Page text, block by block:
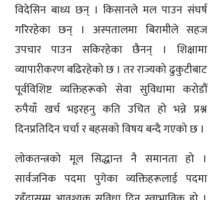
विदेसिन बाध्य छन् । किसानले मल पाउन संघर्ष
गरिरहेका छन् । अस्पतालमा बिरामीले सहज
उपचार पाउन सकिरहेका छैनन् । शिक्षामा
व्यापारीकरण बढिरहेको छ । तर राज्यको ढुकुटीबाट
पूर्वविशिष्ट व्यक्तिहरूको सेवा सुविधामा करोडौं
रुपैयाँ खर्च भइरहनु कति उचित हो भन्ने प्रश्न
दिनप्रतिदिन चर्चा र बहसको विषय बन्दै गएको छ ।
लोकतन्त्रको मूल सिद्धान्त नै समानता हो ।
सार्वजनिक पदमा पुगेका व्यक्तिहरूलाई पदमा